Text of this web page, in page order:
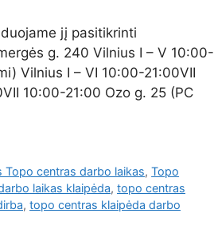
jį pasitikrinti
g. 240 Vilnius I – V 10:00-
Vilnius I – VI 10:00-21:00VII
10:00-21:00 Ozo g. 25 (PC
Topo centras darbo laikas,Topo
laikas klaipėda, topo centras
, topo centras klaipėda darbo